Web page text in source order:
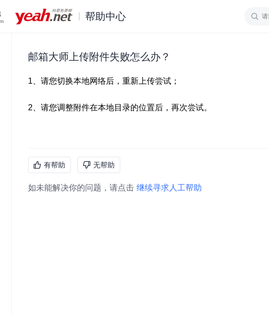
帮助中心
邮箱大师上传附件失败怎么办？
有帮助 无帮助
如未能解决你的问题，请点击 继续寻求人工帮助